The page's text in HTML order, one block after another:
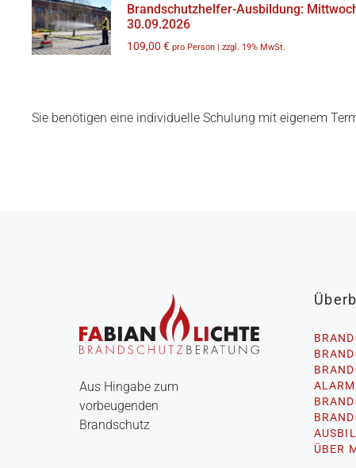
Brandschutzhelfer-Ausbildung:
30.09.2026
109,00 € pro Person | zzgl. 19% MwSt.
Sie benötigen eine individuelle Schulung mit eigenem
Aus Hingabe zum
vorbeugenden
Brandschutz
ÜBER